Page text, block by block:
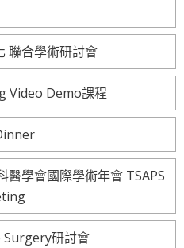
聯合學術研討會
Video Demo課程
醫學會國際學術年會 TSAPS
Surgery研討會